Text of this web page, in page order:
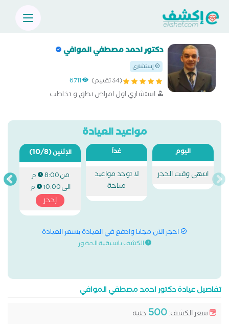
دكتور احمد مصطفي الموافي
إستشاري
(34 تقييم) 6711
استشاري اول امراض نطق و تخاطب
مواعيد العيادة
اليوم
انتهي وقت الحجز
غداً
لا توجد مواعيد
متاحة
الإثنين(10/8)
من8:00 م
الى10:00 م
إحجز
احجز الان مجانا وادفع في العيادة بسعر العيادة
الكشف باسبقية الحضور
تفاصيل عيادة دكتور احمد مصطفي الموافي
سعر الكشف:500 جنيه